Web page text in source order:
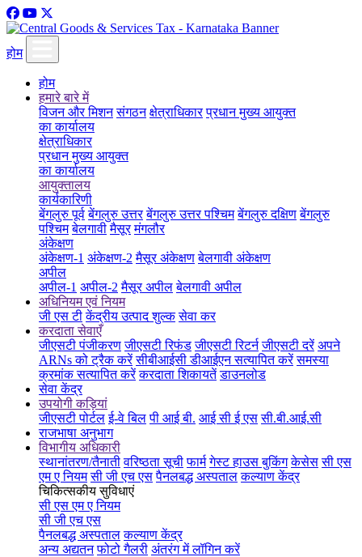
होम
होम
हमारे बारे में
विजन और मिशन संगठन क्षेत्राधिकार प्रधान मुख्य आयुक्त
का कार्यालय
क्षेत्राधिकार
प्रधान मुख्य आयुक्त
का कार्यालय
आयुक्तालय
कार्यकारिणी
बेंगलुरु पूर्व बेंगलुरु उत्तर बेंगलुरु उत्तर पश्चिम बेंगलुरु दक्षिण बेंगलुरु
पश्चिम बेलगावी मैसूर मंगलौर
अंकेक्षण
अंकेक्षण-1 अंकेक्षण-2 मैसूर अंकेक्षण बेलगावी अंकेक्षण
अपील
अपील-1 अपील-2 मैसूर अपील बेलगावी अपील
अधिनियम एवं नियम
जी एस टी केंद्रीय उत्पाद शुल्क सेवा कर
करदाता सेवाएँ
जीएसटी पंजीकरण जीएसटी रिफंड जीएसटी रिटर्न जीएसटी दरें अपने
ARNs को ट्रैक करें सीबीआईसी डीआईएन सत्यापित करें समस्या
क्रमांक सत्यापित करें करदाता शिकायतें डाउनलोड
सेवा केंद्र
उपयोगी कड़ियां
जीएसटी पोर्टल ई-वे बिल पी आई बी. आई सी ई एस सी.बी.आई.सी
राजभाषा अनुभाग
विभागीय अधिकारी
स्थानांतरण/तैनाती वरिष्ठता सूची फार्म गेस्ट हाउस बुकिंग केसेस सी एस
एम ए नियम सी जी एच एस पैनलबद्ध अस्पताल कल्याण केंद्र
चिकित्सकीय सुविधाएं
सी एस एम ए नियम
सी जी एच एस
पैनलबद्ध अस्पताल कल्याण केंद्र
अन्य अद्यतन फोटो गैलरी अंतरंग में लॉगिन करें